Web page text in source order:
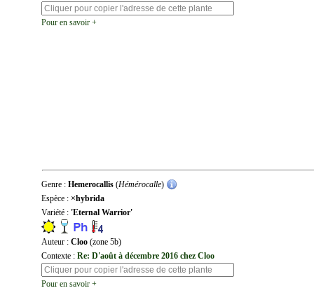
Pour en savoir +
Genre : Hemerocallis (Hémérocalle)
Espèce : ×hybrida
Variété : 'Eternal Warrior'
Auteur : Cloo (zone 5b)
Contexte : Re: D'août à décembre 2016 chez Cloo
Pour en savoir +